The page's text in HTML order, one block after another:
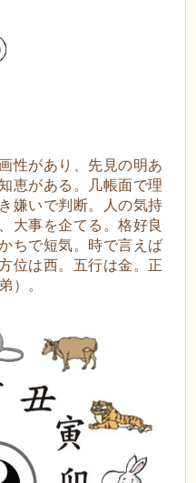
性があり、先見の明あ
恵がある。几帳面で理
嫌いで判断。人の気持
大事を企てる。格好良
ちで短気。時で言えば
位は西。五行は金。正
）。